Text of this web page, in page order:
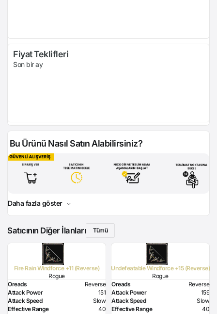
Fiyat Teklifleri
Son bir ay
Bu Ürünü Nasıl Satın Alabilirsiniz?
Daha fazla göster
Satıcının Diğer İlanları Tümü
Fire Rain Windforce +11 (Reverse)
Rogue
Oreads
Reverse
Attack Power
151
Attack Speed
Slow
Effective Range
40
Undefeatable Windforce +15 (Reverse)
Rogue
Oreads
Reverse
Attack Power
159
Attack Speed
Slow
Effective Range
40